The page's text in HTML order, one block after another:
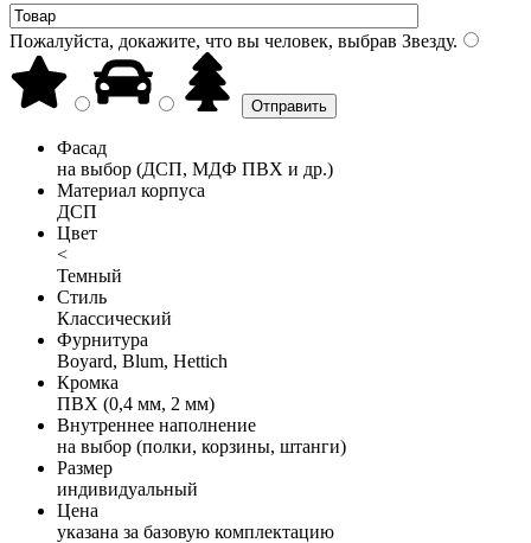
Пожалуйста, докажите, что вы человек, выбрав Звезду.
Фасад
на выбор (ДСП, МДФ ПВХ и др.)
Материал корпуса
ДСП
Цвет
<
Темный
Стиль
Классический
Фурнитура
Boyard, Blum, Hettich
Кромка
ПВХ (0,4 мм, 2 мм)
Внутреннее наполнение
на выбор (полки, корзины, штанги)
Размер
индивидуальный
Цена
указана за базовую комплектацию